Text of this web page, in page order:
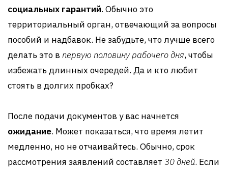
социальных гарантий. Обычно это
территориальный орган, отвечающий за вопросы
пособий и надбавок. Не забудьте, что лучше всего
делать это впервую половину рабочего дня, чтобы
избежать длинных очередей. Да и кто любит
стоять в долгих пробках?
После подачи документов у вас начнется
ожидание. Может показаться, что время летит
медленно, но не отчаивайтесь. Обычно, срок
рассмотрения заявлений составляет 30 дней. Если